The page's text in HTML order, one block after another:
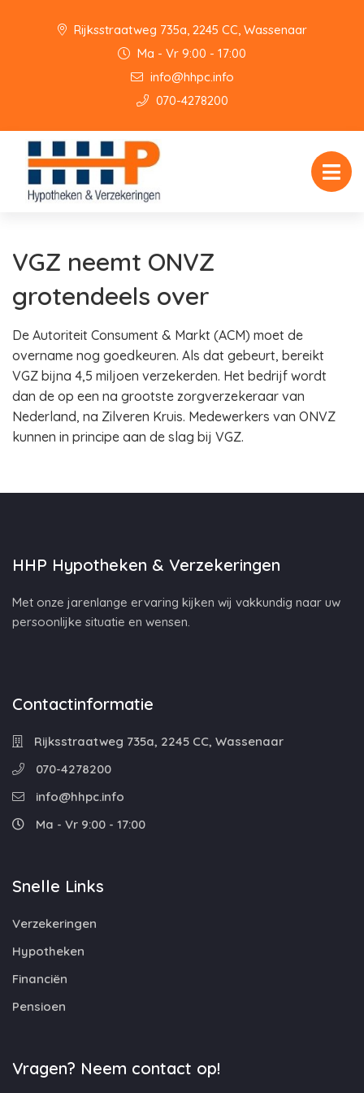
Rijksstraatweg 735a, 2245 CC, Wassenaar
Ma - Vr 9:00 - 17:00
info@hhpc.info
070-4278200
VGZ neemt ONVZ
grotendeels over
De Autoriteit Consument & Markt (ACM) moet de
overname nog goedkeuren. Als dat gebeurt, bereikt
VGZ bijna 4,5 miljoen verzekerden. Het bedrijf wordt
dan de op een na grootste zorgverzekeraar van
Nederland, na Zilveren Kruis. Medewerkers van ONVZ
kunnen in principe aan de slag bij VGZ.
HHP Hypotheken & Verzekeringen
Met onze jarenlange ervaring kijken wij vakkundig naar uw
persoonlijke situatie en wensen.
Contactinformatie
Rijksstraatweg 735a, 2245 CC, Wassenaar
070-4278200
info@hhpc.info
Ma - Vr 9:00 - 17:00
Snelle Links
Verzekeringen
Hypotheken
Financiën
Pensioen
Vragen? Neem contact op!